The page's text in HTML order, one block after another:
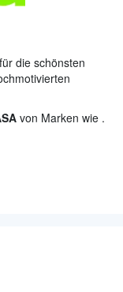
die schönsten
nur der ideale
, sondern auch für
von Marken wie .